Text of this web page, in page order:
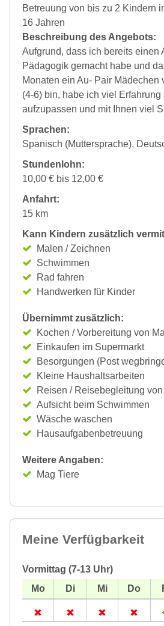
Betreuung von bis zu 2 Kindern
16 Jahren
Beschreibung des Angebots:
Aufgrund, dass ich bereits einen
Pädagogik gemacht habe und
Monaten ein Au- Pair Mädechen
(4-6) bin, habe ich viel Erfahrung
aufzupassen und mit Ihnen viel
Sprachen:
Spanisch (Muttersprache),
Stundenlohn:
10,00 € bis 12,00 €
Anfahrt:
15 km
Kann Kindern zusätzlich
Malen / Zeichnen
Schwimmen
Rad fahren
Handwerken für Kinder
Übernimmt zusätzlich:
Kochen / Vorbereitung von
Einkaufen im Supermarkt
Besorgungen (Post
Kleine Haushaltsarbeiten
Reisen / Reisebegleitung
Aufsicht beim Schwimmen
Wäsche waschen
Hausaufgabenbetreuung
Weitere Angaben:
Mag Tiere
Meine Verfügbarkeit
Vormittag (7-13 Uhr)